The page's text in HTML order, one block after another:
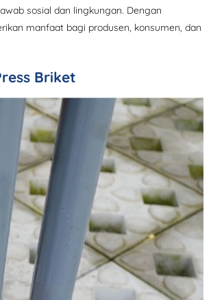
sosial dan lingkungan. Dengan
manfaat bagi produsen, konsumen, dan
Briket